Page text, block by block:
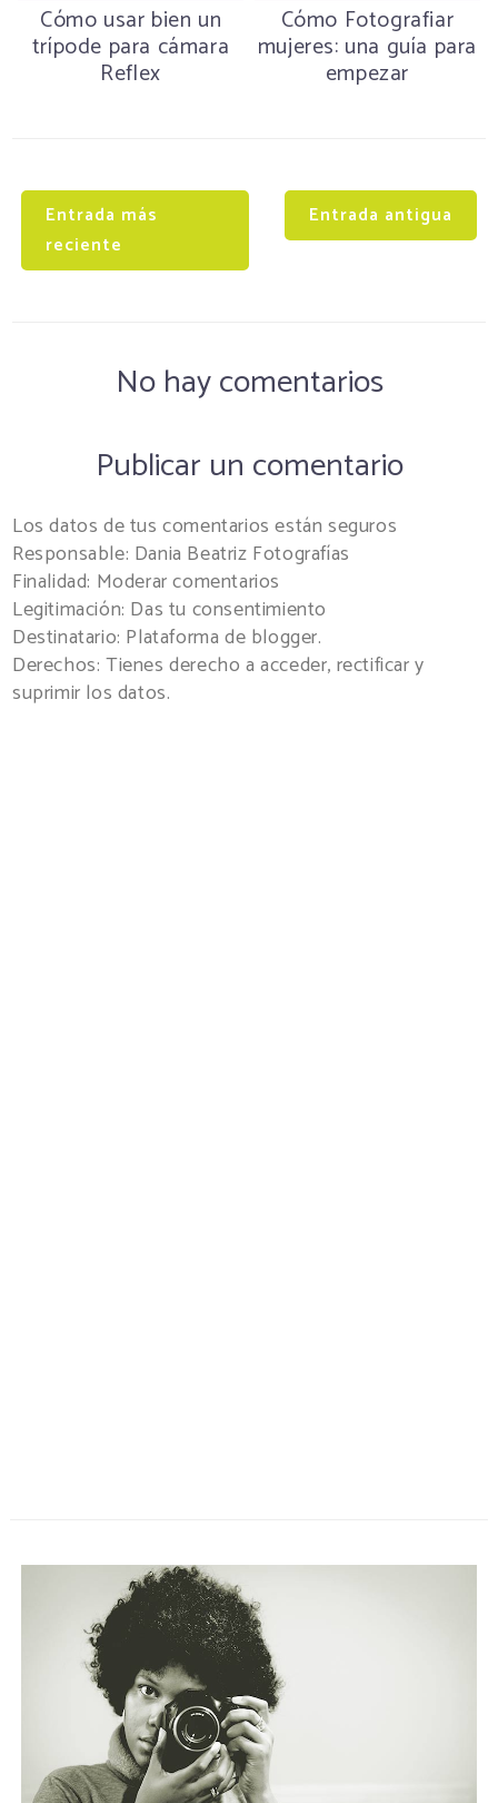
Cómo usar bien un
trípode para cámara
Reflex
Cómo Fotografiar
mujeres: una guía para
empezar
Entrada más
reciente
Entrada antigua
No hay comentarios
Publicar un comentario
Los datos de tus comentarios están seguros
Responsable: Dania Beatriz Fotografías
Finalidad: Moderar comentarios
Legitimación: Das tu consentimiento
Destinatario: Plataforma de blogger.
Derechos: Tienes derecho a acceder, rectificar y
suprimir los datos.